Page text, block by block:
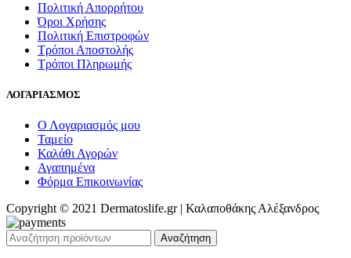
Πολιτική Απορρήτου
Όροι Χρήσης
Πολιτική Επιστροφών
Τρόποι Αποστολής
Τρόποι Πληρωμής
ΛΟΓΑΡΙΑΣΜΟΣ
Ο Λογαριασμός μου
Ταμείο
Καλάθι Αγορών
Αγαπημένα
Φόρμα Επικοινωνίας
Copyright © 2021 Dermatoslife.gr | Καλαποθάκης Αλέξανδρος
Αναζήτηση